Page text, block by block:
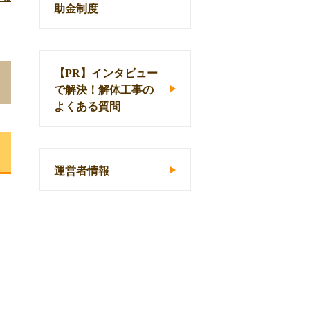
助金制度
【PR】インタビュー
で解決！解体工事の
よくある質問
運営者情報